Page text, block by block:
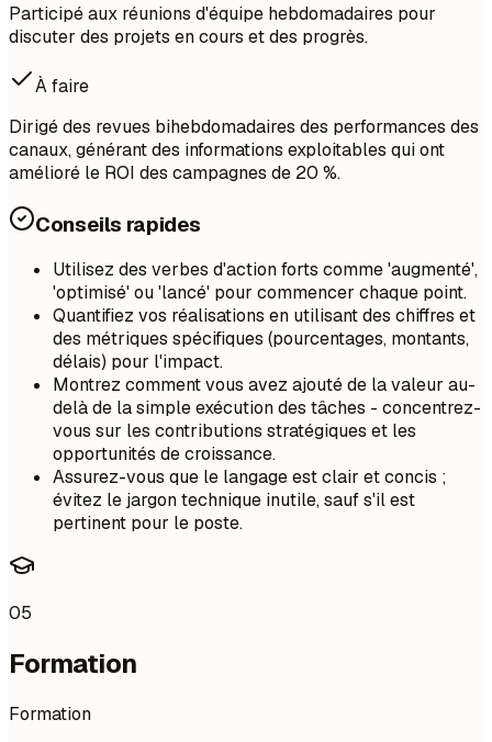
Participé aux réunions d'équipe hebdomadaires pour
discuter des projets en cours et des progrès.
À faire
Dirigé des revues bihebdomadaires des performances des
canaux, générant des informations exploitables qui ont
amélioré le ROI des campagnes de 20 %.
Conseils rapides
Utilisez des verbes d'action forts comme 'augmenté',
'optimisé' ou 'lancé' pour commencer chaque point.
Quantifiez vos réalisations en utilisant des chiffres et
des métriques spécifiques (pourcentages, montants,
délais) pour l'impact.
Montrez comment vous avez ajouté de la valeur au-
delà de la simple exécution des tâches - concentrez-
vous sur les contributions stratégiques et les
opportunités de croissance.
Assurez-vous que le langage est clair et concis ;
évitez le jargon technique inutile, sauf s'il est
pertinent pour le poste.
05
Formation
Formation